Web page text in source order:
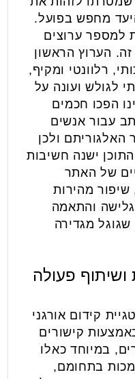
מחפש בפועל.
למספר ערוצים
הערוץ הראשון
רלוונטי ומקיף,
לגולש ועונה על
הפכו חכמים
עבור אנשים
האלגוריתם ולכן
ישנה חשיבות
של האתר
שיפור מהירות
והתאמה
מגדירה
ושיתוף פעולה
קידום אורגני
קישורים
במיוחד כאלו
בתחומם,